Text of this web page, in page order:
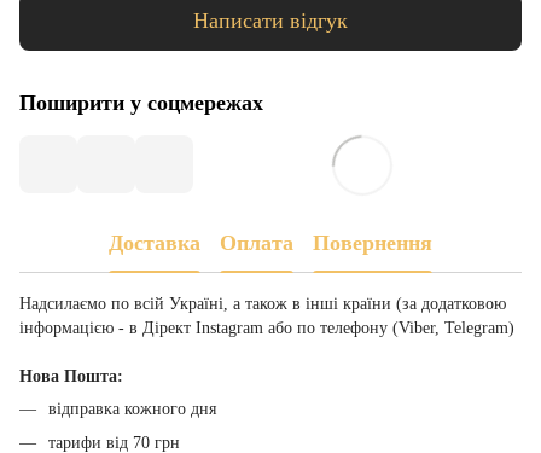
Написати відгук
Поширити у соцмережах
Доставка Оплата Повернення
Надсилаємо по всій Україні, а також в інші країни (за додатковою
інформацією - в Дірект Instagram або по телефону (Viber, Telegram)
Нова Пошта:
відправка кожного дня
тарифи від 70 грн